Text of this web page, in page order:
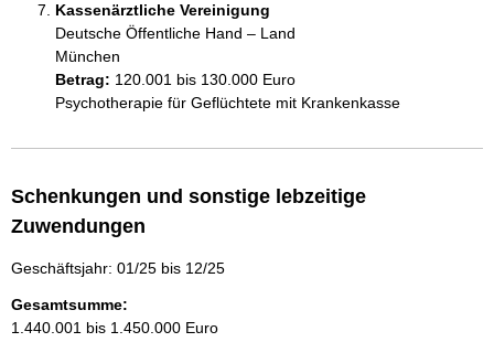
Kassenärztliche Vereinigung
Deutsche Öffentliche Hand – Land
München
Betrag: 120.001 bis 130.000 Euro
Psychotherapie für Geflüchtete mit Krankenkasse
Schenkungen und sonstige lebzeitige
Zuwendungen
Geschäftsjahr: 01/25 bis 12/25
Gesamtsumme:
1.440.001 bis 1.450.000 Euro